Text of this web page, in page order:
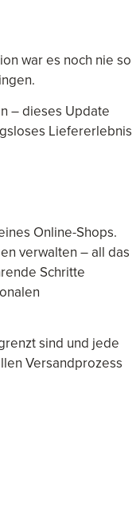
war es noch nie so
– dieses Update
Liefererlebnis
Online-Shops.
verwalten – all das
Schritte
sind und jede
Versandprozess